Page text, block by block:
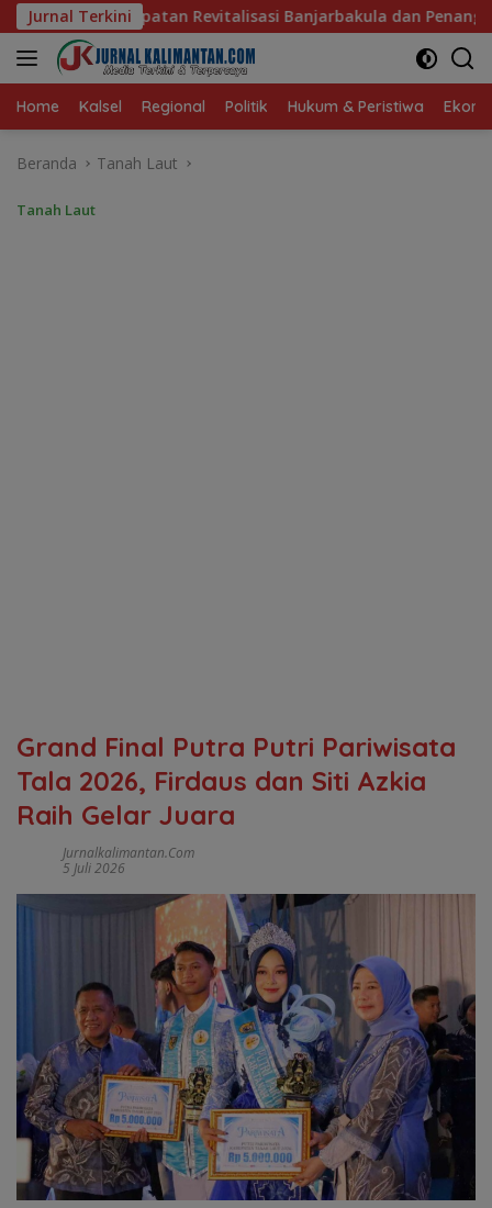
Langsung
ke
konten
Jurnal Terkini
Banjarbakula dan Penanganan Sungai Batola
Home Kalsel Regional Politik Hukum & Peristiwa
Beranda Tanah Laut
Tanah Laut
Grand Final Putra Putri Pariwisata
Tala 2026, Firdaus dan Siti Azkia
Raih Gelar Juara
Jurnalkalimantan.com
5 Juli 2026